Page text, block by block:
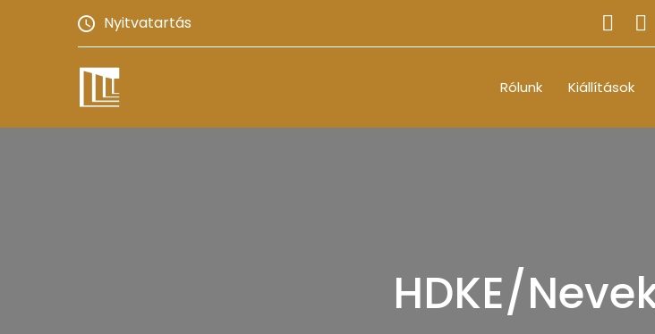
Nyitvatartás
Rólunk Kiállítások
HDKE/